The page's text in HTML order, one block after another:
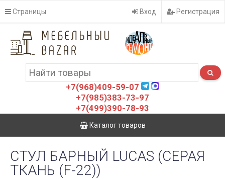
Страницы Вход Регистрация
+7(968)409-59-07
+7(985)383-73-97
+7(499)390-78-93
Каталог товаров
СТУЛ БАРНЫЙ LUCAS (СЕРАЯ
ТКАНЬ (F-22))